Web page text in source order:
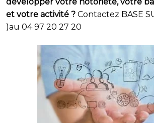
développer votre notoriété, votre
et votre activité ? Contactez BASE
)au 04 97 20 27 20